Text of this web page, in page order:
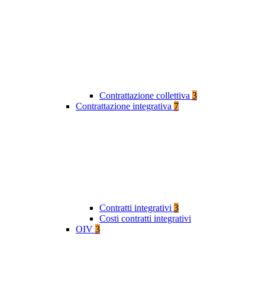
Contrattazione collettiva 3
Contrattazione integrativa 7
Contratti integrativi 3
Costi contratti integrativi
OIV 3